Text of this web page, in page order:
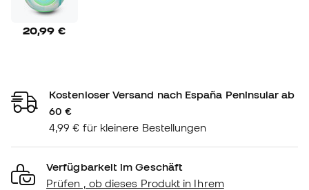
20,99 €
Kostenloser Versand nach España Peninsular ab
60 €
4,99 € für kleinere Bestellungen
Verfügbarkeit im Geschäft
Prüfen , ob dieses Produkt in Ihrem